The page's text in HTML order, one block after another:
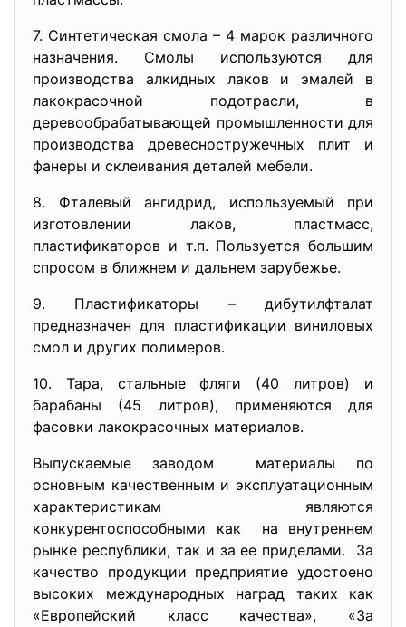
7. Синтетическая смола – 4 марок различного
назначения. Смолы используются для
производства алкидных лаков и эмалей в
лакокрасочной подотрасли, в
деревообрабатывающей промышленности для
производства древесностружечных плит и
фанеры и склеивания деталей мебели.
8. Фталевый ангидрид, используемый при
изготовлении лаков, пластмасс,
пластификаторов и т.п. Пользуется большим
спросом в ближнем и дальнем зарубежье.
9. Пластификаторы – дибутилфталат
предназначен для пластификации виниловых
смол и других полимеров.
10. Тара, стальные фляги (40 литров) и
барабаны (45 литров), применяются для
фасовки лакокрасочных материалов.
Выпускаемые заводом материалы по
основным качественным и эксплуатационным
характеристикам являются
конкурентоспособными как на внутреннем
рынке республики, так и за ее приделами. За
качество продукции предприятие удостоено
высоких международных наград таких как
«Европейский класс качества», «За